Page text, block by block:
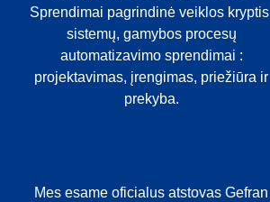
Sprendimai pagrindinė veiklos kryptis
sistemų, gamybos procesų
automatizavimo sprendimai :
projektavimas, įrengimas, priežiūra ir
prekyba.
Mes esame oficialus atstovas Gefran